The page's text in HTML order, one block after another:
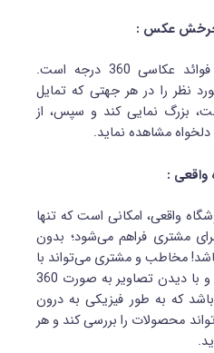
چرخش عکس :
قدرت بزرگ نمایی، از دیگر فوائد عکاسی 360 درجه است.
نظر را در هر جهتی که تمایل
بزرگ نمایی کند و سپس، از
مشاهده نماید.
:
واقعی، امکانی است که تنها
360 درجه برای مشتری فراهم می‌شود؛ بدون
مخاطب و مشتری می‌تواند با
سرچ در فروشگاه‌های اینترنتی و با دیدن تصاویر به صورت 360
که به طور فیزیکی به درون
محصولات را بررسی کند و هر